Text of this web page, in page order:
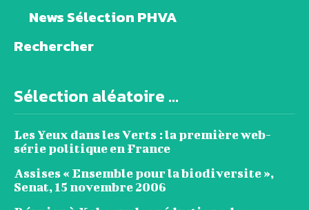
News Sélection PHVA
Rechercher
Sélection aléatoire ...
Les Yeux dans les Verts : la première web-
série politique en France
Assises « Ensemble pour la biodiversite »,
Senat, 15 novembre 2006